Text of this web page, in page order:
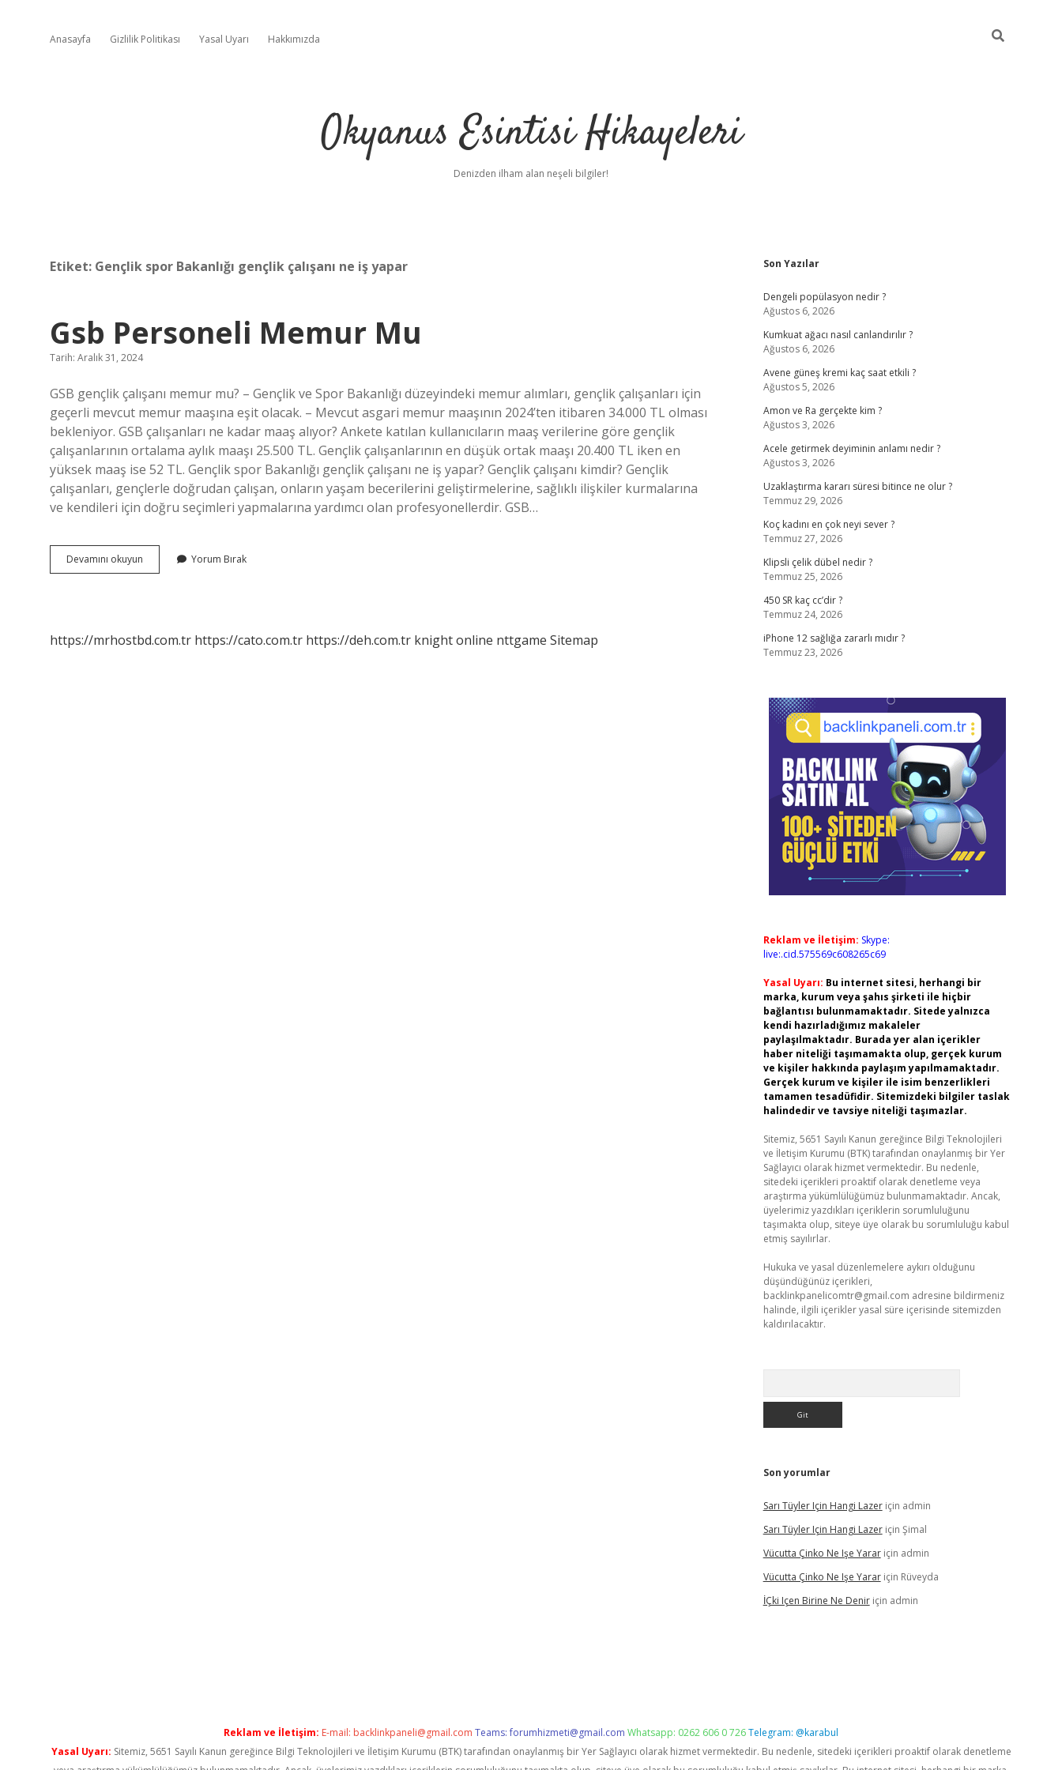
Anasayfa Gizlilik Politikası Yasal Uyarı Hakkımızda
Okyanus Esintisi Hikayeleri
Denizden ilham alan neşeli bilgiler!
Etiket: Gençlik spor Bakanlığı gençlik çalışanı ne iş yapar
Gsb Personeli Memur Mu
Tarih: Aralık 31, 2024
GSB gençlik çalışanı memur mu? – Gençlik ve Spor Bakanlığı düzeyindeki memur alımları, gençlik çalışanları için
geçerli mevcut memur maaşına eşit olacak. – Mevcut asgari memur maaşının 2024’ten itibaren 34.000 TL olması
bekleniyor. GSB çalışanları ne kadar maaş alıyor? Ankete katılan kullanıcıların maaş verilerine göre gençlik
çalışanlarının ortalama aylık maaşı 25.500 TL. Gençlik çalışanlarının en düşük ortak maaşı 20.400 TL iken en
yüksek maaş ise 52 TL. Gençlik spor Bakanlığı gençlik çalışanı ne iş yapar? Gençlik çalışanı kimdir? Gençlik
çalışanları, gençlerle doğrudan çalışan, onların yaşam becerilerini geliştirmelerine, sağlıklı ilişkiler kurmalarına
ve kendileri için doğru seçimleri yapmalarına yardımcı olan profesyonellerdir. GSB…
Devamını okuyun
Personeli
Yorum Bırak
https://mrhostbd.com.tr https://cato.com.tr https://deh.com.tr knight online nttgame Sitemap
Sidebar
Son Yazılar
Dengeli popülasyon nedir ?
Ağustos 6, 2026
Kumkuat ağacı nasıl canlandırılır ?
Ağustos 6, 2026
Avene güneş kremi kaç saat etkili ?
Ağustos 5, 2026
Amon ve Ra gerçekte kim ?
Ağustos 3, 2026
Acele getirmek deyiminin anlamı nedir ?
Ağustos 3, 2026
Uzaklaştırma kararı süresi bitince ne olur ?
Temmuz 29, 2026
Koç kadını en çok neyi sever ?
Temmuz 27, 2026
Klipsli çelik dübel nedir ?
Temmuz 25, 2026
450 SR kaç cc’dir ?
Temmuz 24, 2026
iPhone 12 sağlığa zararlı mıdır ?
Temmuz 23, 2026
Reklam ve İletişim: Skype:
live:.cid.575569c608265c69
Yasal Uyarı: Bu internet sitesi, herhangi bir
marka, kurum veya şahıs şirketi ile hiçbir
bağlantısı bulunmamaktadır. Sitede yalnızca
kendi hazırladığımız makaleler
paylaşılmaktadır. Burada yer alan içerikler
haber niteliği taşımamakta olup, gerçek kurum
ve kişiler hakkında paylaşım yapılmamaktadır.
Gerçek kurum ve kişiler ile isim benzerlikleri
tamamen tesadüfidir. Sitemizdeki bilgiler taslak
halindedir ve tavsiye niteliği taşımazlar.
Sitemiz, 5651 Sayılı Kanun gereğince Bilgi Teknolojileri
ve İletişim Kurumu (BTK) tarafından onaylanmış bir Yer
Sağlayıcı olarak hizmet vermektedir. Bu nedenle,
sitedeki içerikleri proaktif olarak denetleme veya
araştırma yükümlülüğümüz bulunmamaktadır. Ancak,
üyelerimiz yazdıkları içeriklerin sorumluluğunu
taşımakta olup, siteye üye olarak bu sorumluluğu kabul
etmiş sayılırlar.
Hukuka ve yasal düzenlemelere aykırı olduğunu
düşündüğünüz içerikleri,
backlinkpanelicomtr@gmail.com adresine bildirmeniz
halinde, ilgili içerikler yasal süre içerisinde sitemizden
kaldırılacaktır.
Son yorumlar
Sarı Tüyler Için Hangi Lazeriçin admin
Sarı Tüyler Için Hangi Lazeriçin Şimal
Vücutta Çinko Ne Işe Yarariçin admin
Vücutta Çinko Ne Işe Yarariçin Rüveyda
İÇki Içen Birine Ne Deniriçin admin
Reklam ve İletişim: E-mail: backlinkpaneli@gmail.com Teams:forumhizmeti@gmail.com Whatsapp: 0262 606 0 726Telegram: @karabul
Yasal Uyarı: Sitemiz, 5651 Sayılı Kanun gereğince Bilgi Teknolojileri ve İletişim Kurumu (BTK) tarafından onaylanmış bir Yer Sağlayıcı olarak hizmet vermektedir. Bu nedenle, sitedeki içerikleri proaktif olarak denetleme